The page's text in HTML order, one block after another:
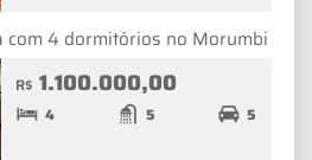
com 4 dormitórios no Morumbi
R$ 1.100.000,00
4 5 5